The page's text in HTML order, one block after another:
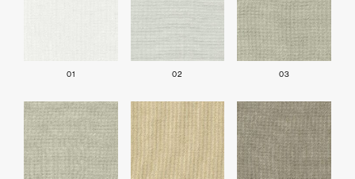
01 02 03